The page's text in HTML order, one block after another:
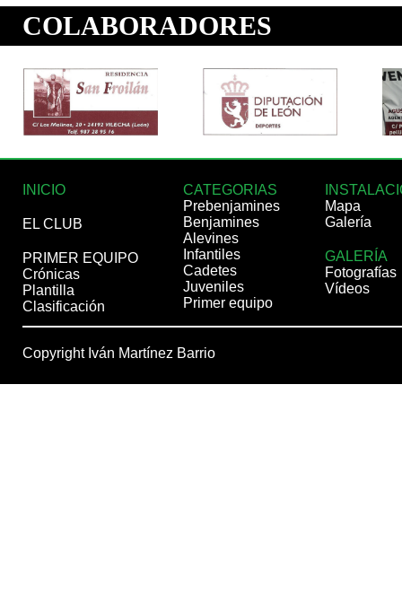
INICIO
EL CLUB
PRIMER EQUIPO
Crónicas
Plantilla
Clasificación
CATEGORIAS
Prebenjamines
Benjamines
Alevines
Infantiles
Cadetes
Juveniles
Primer equipo
Mapa
Galería
GALERÍA
Fotografías
Vídeos
Copyright Iván Martínez Barrio